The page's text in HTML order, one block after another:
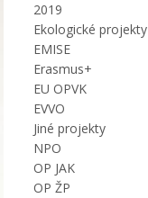
2019
Ekologické projekty
EMISE
Erasmus+
EU OPVK
EVVO
Jiné projekty
NPO
OP JAK
OP ŽP